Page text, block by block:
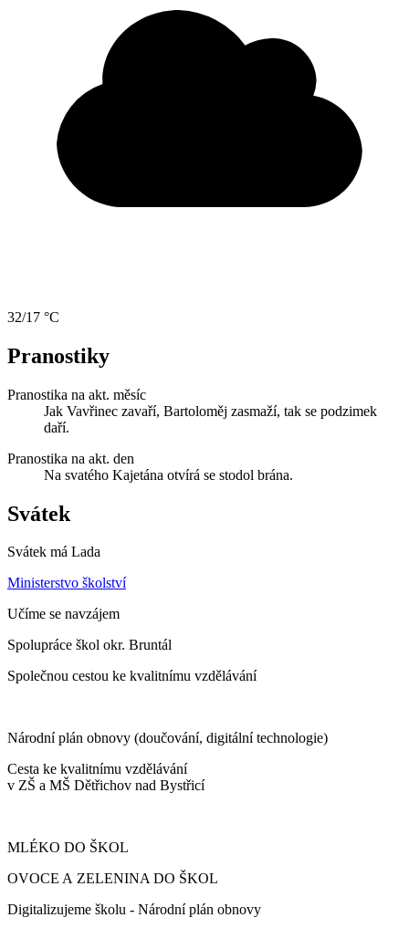
32/17 °C
Pranostiky
Pranostika na akt. měsíc
Jak Vavřinec zavaří, Bartoloměj zasmaží, tak se podzimek
daří.
Pranostika na akt. den
Na svatého Kajetána otvírá se stodol brána.
Svátek
Svátek má Lada
Ministerstvo školství
Učíme se navzájem
Spolupráce škol okr. Bruntál
Společnou cestou ke kvalitnímu vzdělávání
Národní plán obnovy (doučování, digitální technologie)
Cesta ke kvalitnímu vzdělávání
v ZŠ a MŠ Dětřichov nad Bystřicí
MLÉKO DO ŠKOL
OVOCE A ZELENINA DO ŠKOL
Digitalizujeme školu - Národní plán obnovy